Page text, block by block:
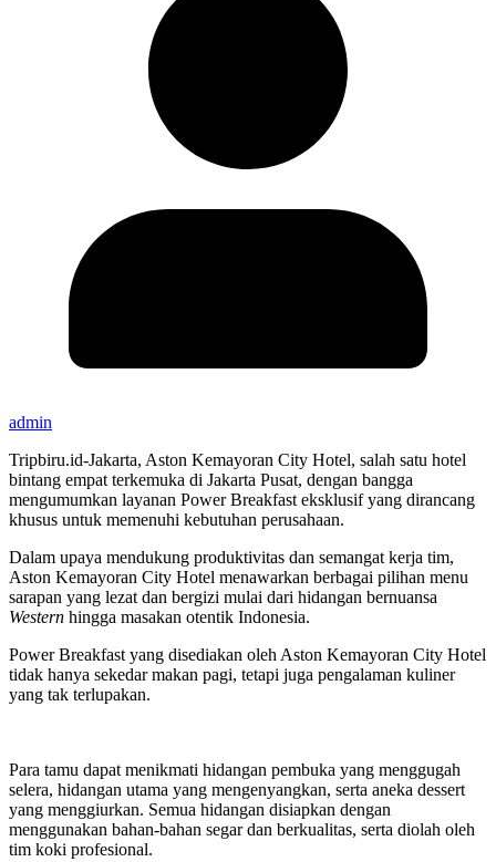
admin
Tripbiru.id-Jakarta, Aston Kemayoran City Hotel, salah satu hotel
bintang empat terkemuka di Jakarta Pusat, dengan bangga
mengumumkan layanan Power Breakfast eksklusif yang dirancang
khusus untuk memenuhi kebutuhan perusahaan.
Dalam upaya mendukung produktivitas dan semangat kerja tim,
Aston Kemayoran City Hotel menawarkan berbagai pilihan menu
sarapan yang lezat dan bergizi mulai dari hidangan bernuansa
Western hingga masakan otentik Indonesia.
Power Breakfast yang disediakan oleh Aston Kemayoran City Hotel
tidak hanya sekedar makan pagi, tetapi juga pengalaman kuliner
yang tak terlupakan.
Para tamu dapat menikmati hidangan pembuka yang menggugah
selera, hidangan utama yang mengenyangkan, serta aneka dessert
yang menggiurkan. Semua hidangan disiapkan dengan
menggunakan bahan-bahan segar dan berkualitas, serta diolah oleh
tim koki profesional.